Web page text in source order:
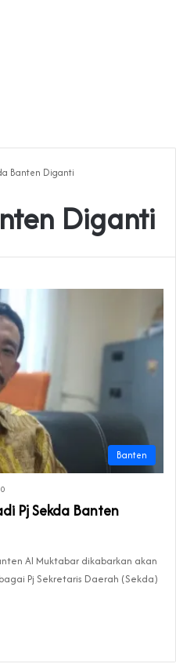
Banten Diganti
Diganti
Banten
0
Pj Sekda Banten
Al Muktabar dikabarkan akan
Pj Sekretaris Daerah (Sekda)